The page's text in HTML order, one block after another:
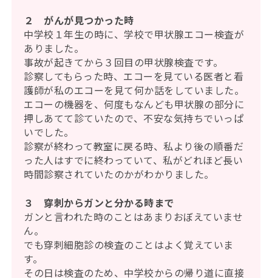
２ がんが見つかった時
中学校１年生の時に、学校で甲状腺エコー検査が
ありました。
事故が起きてから３回目の甲状腺検査です。
診察してもらった時、エコーを見ている医者と看
護師が私のエコーを見て何か話をしていました。
エコーの機器を、何度もなんども甲状腺の部分に
押しあてて診ていたので、不安な気持ちでいっぱ
いでした。
診察が終わって教室に戻る時、私より後の順番だ
った人はすでに終わっていて、私がどれほど長い
時間診察されていたのかがわかりました。
３ 穿刺からガンと分かる時まで
ガンと言われた時のことはあまりおぼえていませ
ん。
でも穿刺細胞診の検査のことはよく覚えていま
す。
その日は検査のため、中学校からの帰り道に直接